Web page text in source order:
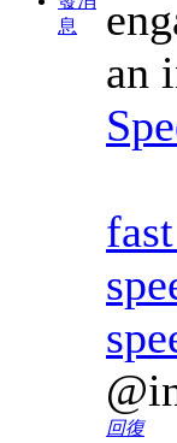
息
an
回復